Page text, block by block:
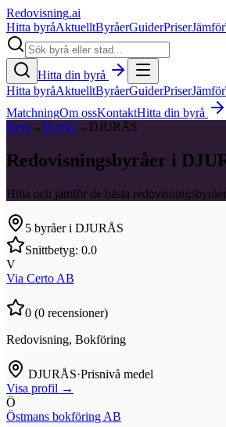
Redovisning.ai
Hitta byråAktuelltByråerGuiderPriserJämför
Hitta din byrå
Hitta byråAktuelltByråerGuiderPriserJämför
MatchningOm ossKontaktHitta din byrå
Hem→Byråer→ DJURÅS
Redovisningsbyråer i
Hitta och jämför de bästa
5 byråer i DJURÅS
Snittbetyg: 0.0
V
Via Certo AB
0 (0 recensioner)
Redovisning, Bokföring
DJURÅS·Prisnivå medel
Visa profil →
Ö
Östmans bokföring AB